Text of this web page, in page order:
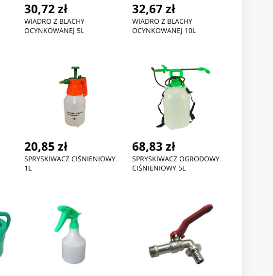
30,72 zł
WIADRO Z BLACHY
OCYNKOWANEJ 5L
32,67 zł
WIADRO Z BLACHY
OCYNKOWANEJ 10L
20,85 zł
SPRYSKIWACZ CIŚNIENIOWY
1L
68,83 zł
SPRYSKIWACZ OGRODOWY
CIŚNIENIOWY 5L